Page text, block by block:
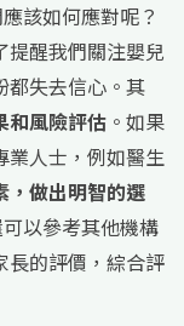
該如何應對呢？
提醒我們關注嬰兒
都失去信心。其
和風險評估 。如果
業人士，例如醫生
，做出明智的選
以參考其他機構
長的評價，綜合評